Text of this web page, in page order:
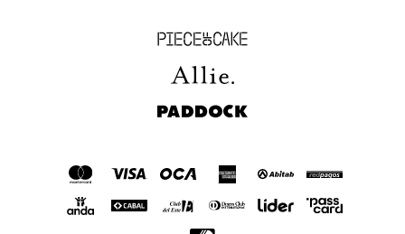
Piece of Cake
Allie
Paddock